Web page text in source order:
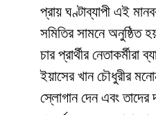
প্রায় ঘণ্টাব্যাপী এই
সমিতির সামনে অনুষ্ঠিত
চার প্রার্থীর নেতাকর্মীরা
ইয়াসের খান চৌধুরীর
স্লোগান দেন এবং তাদের